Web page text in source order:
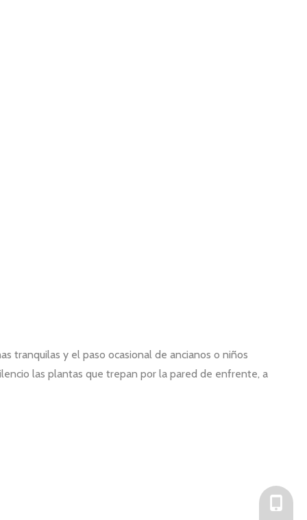
tranquilas y el paso ocasional de ancianos o niños
las plantas que trepan por la pared de enfrente, a
+86-